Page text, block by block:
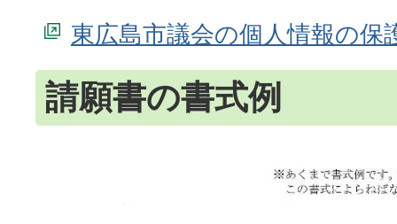
東広島市議会の個人情報の保
請願書の書式例